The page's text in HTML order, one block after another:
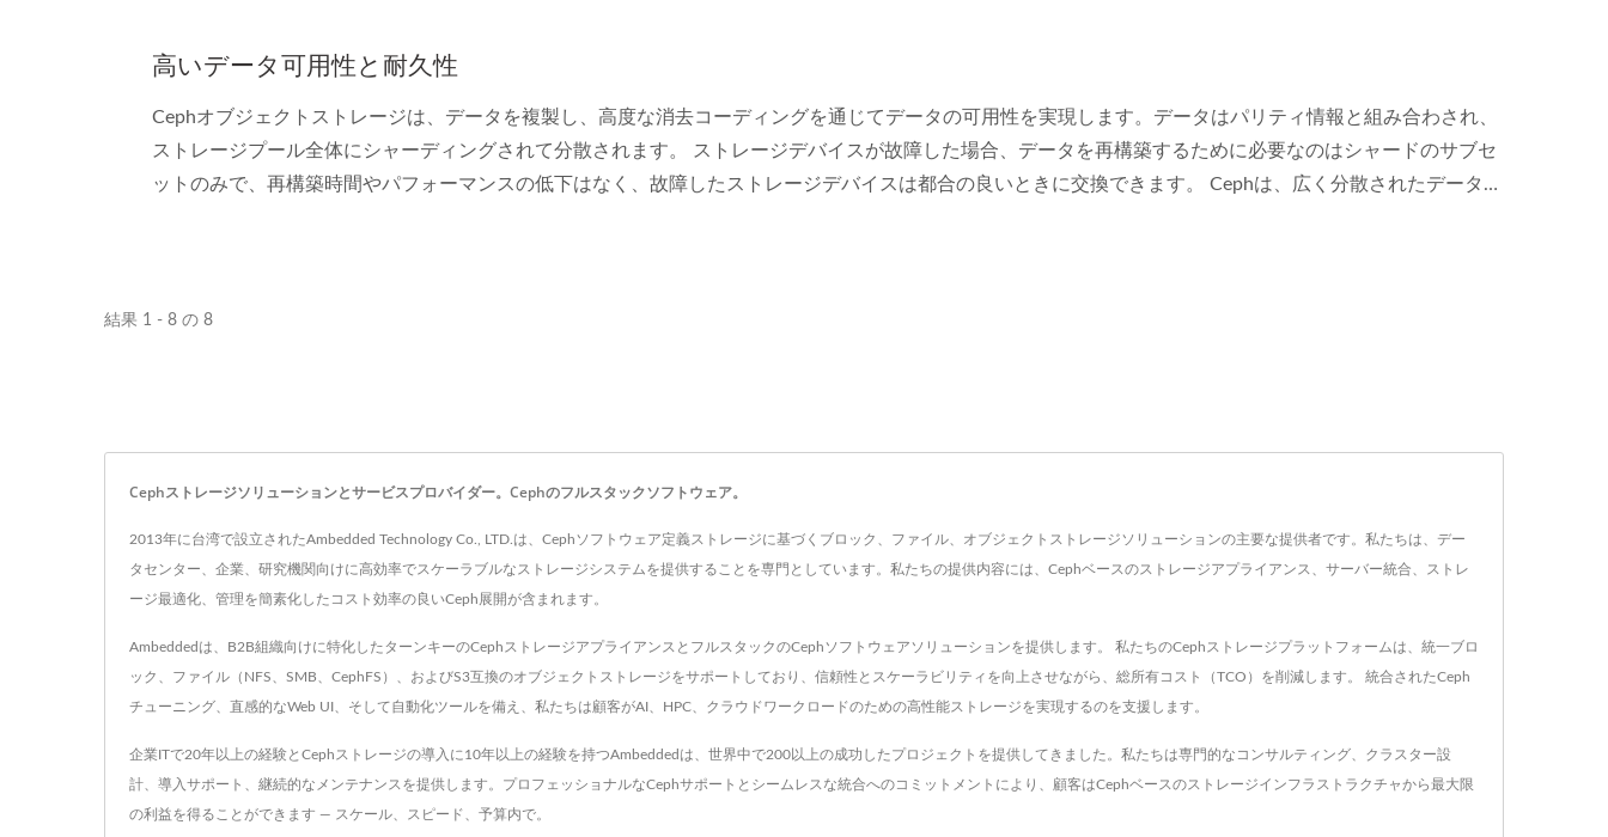
高いデータ可用性と耐久性
Cephオブジェクトストレージは、データを複製し、高度な消去コーディングを通じてデータの可用性を実現します。データはパリティ情報と組み合わされ、
ストレージプール全体にシャーディングされて分散されます。 ストレージデバイスが故障した場合、データを再構築するために必要なのはシャードのサブセ
ットのみで、再構築時間やパフォーマンスの低下はなく、故障したストレージデバイスは都合の良いときに交換できます。 Cephは、広く分散されたデータ
結果 1 - 8 の 8
Cephストレージソリューションとサービスプロバイダー。Cephのフルスタックソフトウェア。
2013年に台湾で設立されたAmbedded Technology Co., LTD.は、Cephソフトウェア定義ストレージに基づくブロック、ファイル、オブジェクトストレージソリューションの主要な提供者です。私たちは、デー
タセンター、企業、研究機関向けに高効率でスケーラブルなストレージシステムを提供することを専門としています。私たちの提供内容には、Cephベースのストレージアプライアンス、サーバー統合、ストレ
ージ最適化、管理を簡素化したコスト効率の良いCeph展開が含まれます。
Ambeddedは、B2B組織向けに特化したターンキーのCephストレージアプライアンスとフルスタックのCephソフトウェアソリューションを提供します。 私たちのCephストレージプラットフォームは、統一ブロ
ック、ファイル（NFS、SMB、CephFS）、およびS3互換のオブジェクトストレージをサポートしており、信頼性とスケーラビリティを向上させながら、総所有コスト（TCO）を削減します。 統合されたCeph
チューニング、直感的なWeb UI、そして自動化ツールを備え、私たちは顧客がAI、HPC、クラウドワークロードのための高性能ストレージを実現するのを支援します。
企業ITで20年以上の経験とCephストレージの導入に10年以上の経験を持つAmbeddedは、世界中で200以上の成功したプロジェクトを提供してきました。私たちは専門的なコンサルティング、クラスター設
計、導入サポート、継続的なメンテナンスを提供します。プロフェッショナルなCephサポートとシームレスな統合へのコミットメントにより、顧客はCephベースのストレージインフラストラクチャから最大限
の利益を得ることができます — スケール、スピード、予算内で。